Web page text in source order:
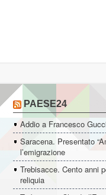
PAESE24
Addio a Francesco
Saracena. Presentato
l’emigrazione
Trebisacce. Cento anni
reliquia